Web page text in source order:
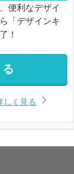
便利なデザイ
「デザインキ
！
しく見る